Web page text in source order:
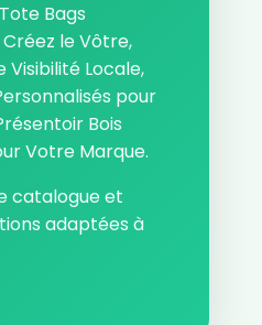
Bags
le Vôtre,
Locale,
pour
Bois
Votre Marque.
catalogue et
adaptées à